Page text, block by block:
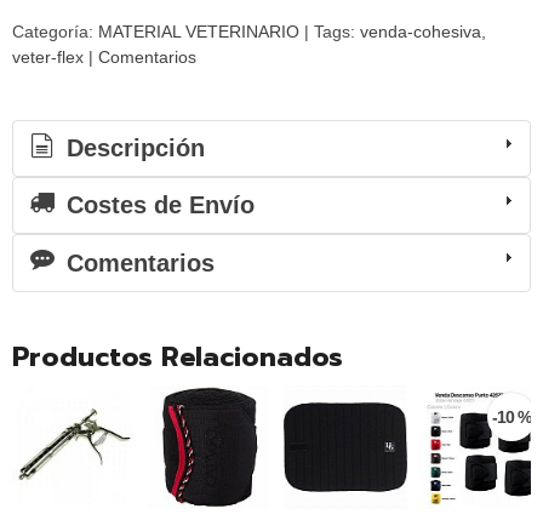
Categoría: MATERIAL VETERINARIO | Tags: venda-cohesiva
veter-flex | Comentarios
Descripción
Costes de Envío
Comentarios
Productos Relacionados
-10 %